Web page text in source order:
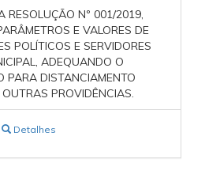
RESOLUÇÃO Nº 001/2019,
E VALORES DE
POLÍTICOS E SERVIDORES
ADEQUANDO O
PARA DISTANCIAMENTO
PROVIDÊNCIAS.
Detalhes